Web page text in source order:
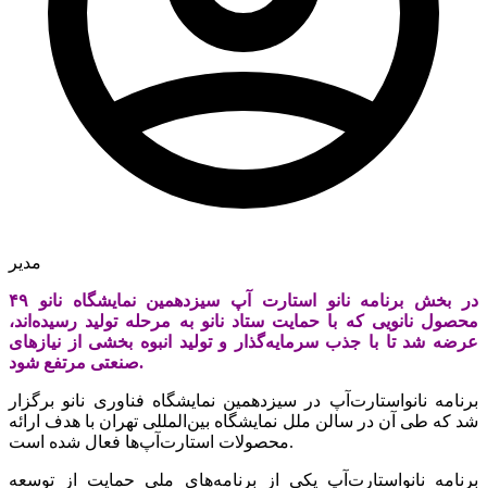
مدیر
در بخش برنامه نانو استارت آپ سیزدهمین نمایشگاه نانو ۴۹
محصول نانویی که با حمایت ستاد نانو به مرحله تولید رسیده‌اند،
عرضه شد تا با جذب سرمایه‌گذار و تولید انبوه بخشی از نیازهای
صنعتی مرتفع شود.
برنامه نانواستارت‌آپ در سیزدهمین نمایشگاه فناوری نانو برگزار
شد که طی آن در سالن ملل نمایشگاه‌ بین‌المللی تهران با هدف ارائه
محصولات استارت‌آپ‌ها فعال شده است.
برنامه نانواستارت‌آپ یکی از برنامه‌های ملی حمایت از توسعه